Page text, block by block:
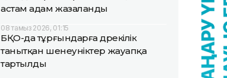
астам адам жазаланды
08 тамыз 2026, 01:15
БҚО-да тұрғындарға дөрекілік
танытқан шенеуніктер жауапқа
тартылды